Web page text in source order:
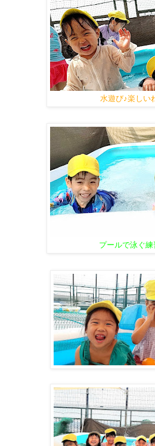
水遊び♪楽しい
プールで泳ぐ練